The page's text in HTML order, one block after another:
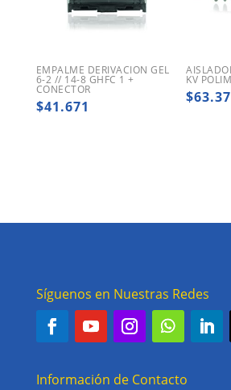
EMPALME DERIVACION GEL
6-2 // 14-8 GHFC 1 +
CONECTOR
$41.671
KV
$
Síguenos en Nuestras Redes
Información de Contacto